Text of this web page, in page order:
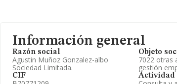
Información general
Razón social
Agustin Muñoz Gonzalez-albo
Sociedad Limitada.
CIF
Objeto
7022 otras
gestión
Actividad